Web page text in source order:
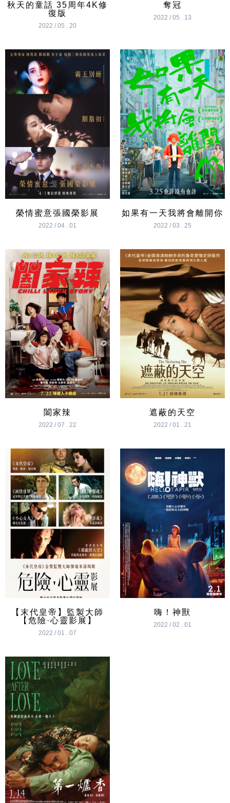
秋天的童話 35周年4K修
復版
2022 / 05 . 20
奪冠
2022 / 05 . 13
榮情蜜意張國榮影展
2022 / 04 . 01
如果有一天我將會離開你
2022 / 03 . 25
闔家辣
2022 / 07 . 22
遮蔽的天空
2022 / 01 . 21
【末代皇帝】監製大師
【危險·心靈影展】
2022 / 01 . 07
嗨！神獸
2022 / 02 . 01